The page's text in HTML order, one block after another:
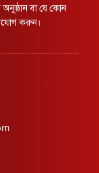
বা যে কোন
করুন।